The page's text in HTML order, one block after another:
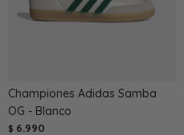
Championes Adidas Samba
OG - Blanco
$ 6.990